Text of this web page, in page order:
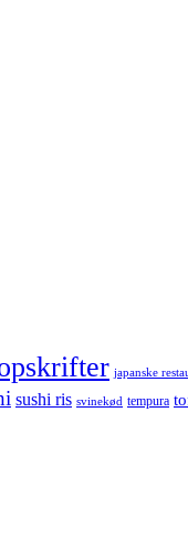
japanske
sushi ris svinekød tempura